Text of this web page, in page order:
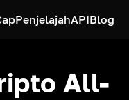
PenjelajahAPIBlog
All-